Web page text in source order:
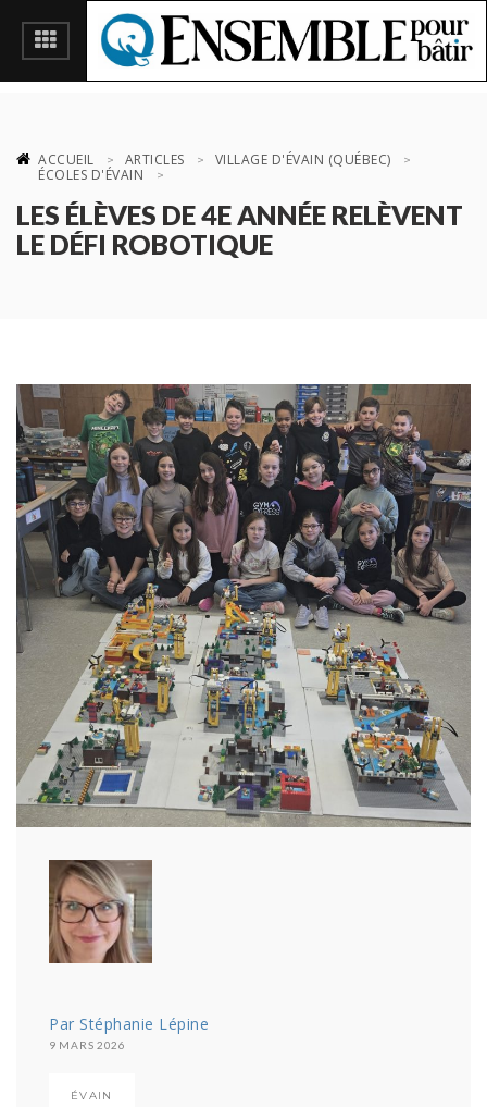
ACCUEIL ARTICLES
VILLAGE D'ÉVAIN (QUÉBEC)
ÉCOLES D'ÉVAIN
LES ÉLÈVES DE 4E ANNÉE RELÈVENT
LE DÉFI ROBOTIQUE
Par Stéphanie Lépine
9 MARS 2026
ÉVAIN